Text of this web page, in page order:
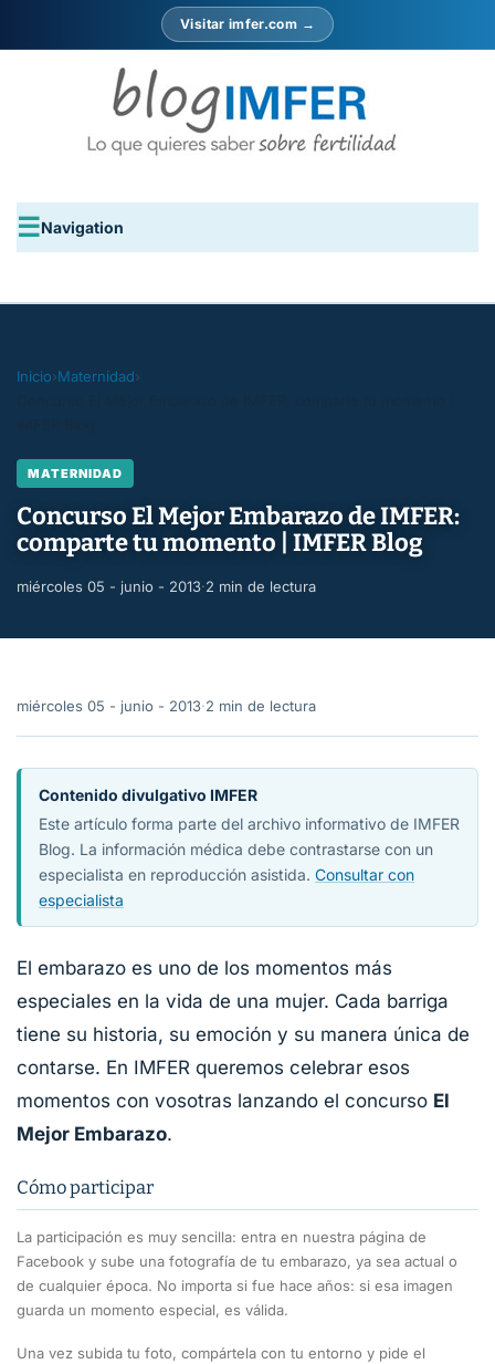
Visitar imfer.com →
Navigation
Inicio›Maternidad›
MATERNIDAD
Concurso El Mejor Embarazo de IMFER:
comparte tu momento | IMFER Blog
miércoles 05 - junio - 2013·2 min de lectura
miércoles 05 - junio - 2013·2 min de lectura
Contenido divulgativo IMFER
Este artículo forma parte del archivo informativo de IMFER
Blog. La información médica debe contrastarse con un
especialista en reproducción asistida. Consultar con
especialista
El embarazo es uno de los momentos más
especiales en la vida de una mujer. Cada barriga
tiene su historia, su emoción y su manera única de
contarse. En IMFER queremos celebrar esos
momentos con vosotras lanzando el concurso El
Mejor Embarazo.
Cómo participar
La participación es muy sencilla: entra en nuestra página de
Facebook y sube una fotografía de tu embarazo, ya sea actual o
de cualquier época. No importa si fue hace años: si esa imagen
guarda un momento especial, es válida.
Una vez subida tu foto, compártela con tu entorno y pide el